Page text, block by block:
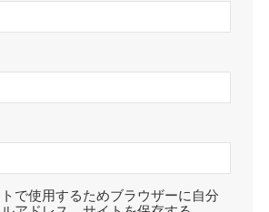
で使用するためブラウザーに自分